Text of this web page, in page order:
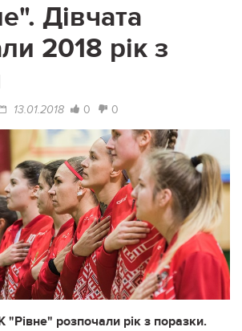
Дівчата
2018 рік з
13.01.2018 0 0
"Рівне" розпочали рік з поразки.